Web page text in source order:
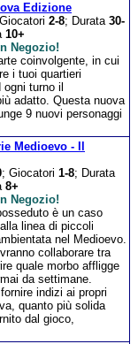
Edizione
2-8; Durata 30-
10+
Negozio!
coinvolgente, in cui
i tuoi quartieri
turno il
adatto. Questa nuova
9 nuovi personaggi
Medioevo - Il
; Giocatori 1-8; Durata
8+
Negozio!
è un caso
linea di piccoli
nel Medioevo.
collaborare tra
quale morbo affligge
da settimane.
indizi ai propri
quanto più solida
dal gioco,